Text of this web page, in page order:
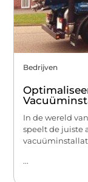
Bedrijven
In de wereld
speelt de juiste
...